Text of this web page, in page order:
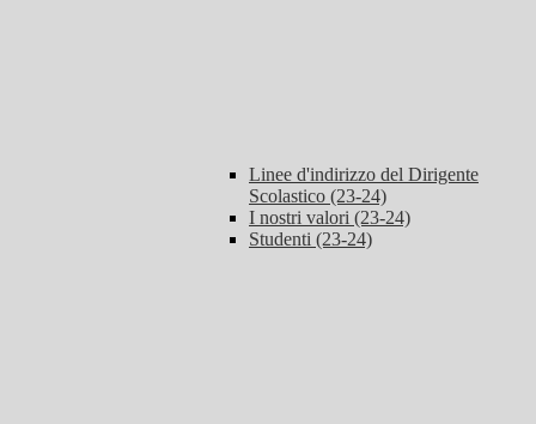
Linee d'indirizzo del Dirigente
Scolastico (23-24)
I nostri valori (23-24)
Studenti (23-24)